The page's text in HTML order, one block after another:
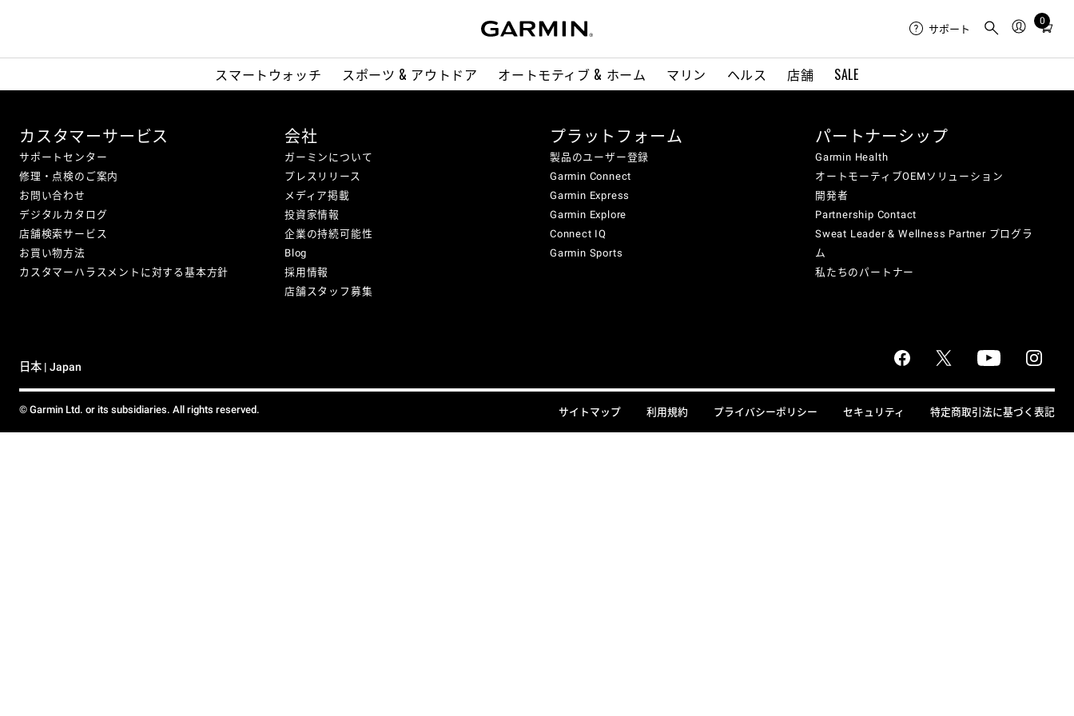
スマートウォッチ スポーツ & アウトドア オートモティブ & ホーム マリン ヘルス 店舗 SALE
サポート
0
Total
in
カスタマーサービス
サポートセンター
修理・点検のご案内
お問い合わせ
デジタルカタログ
店舗検索サービス
お買い物方法
カスタマーハラスメントに対する基本方針
会社
ガーミンについて
プレスリリース
メディア掲載
投資家情報
企業の持続可能性
Blog
採用情報
店舗スタッフ募集
プラットフォーム
製品のユーザー登録
Garmin Connect
Garmin Express
Garmin Explore
Connect IQ
Garmin Sports
パートナーシップ
Garmin Health
オートモーティブOEMソリューション
開発者
Partnership Contact
Sweat Leader & Wellness Partner プログラ
ム
私たちのパートナー
日本 | Japan
© Garmin Ltd. or its subsidiaries. All rights reserved. サイトマップ 利用規約 プライバシーポリシー セキュリティ 特定商取引法に基づく表記